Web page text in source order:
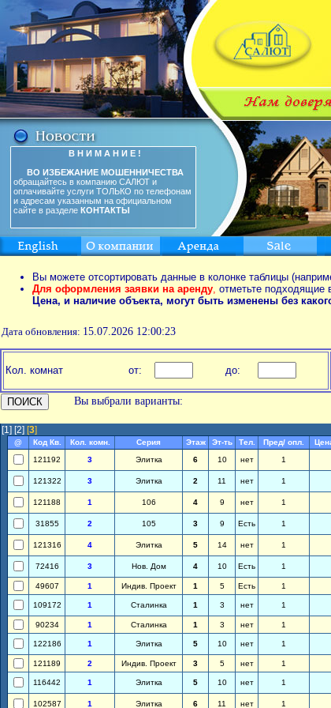
В Н И М А Н И Е !
ВО ИЗБЕЖАНИЕ МОШЕННИЧЕСТВА
обращайтесь в компанию САЛЮТ и
оплачивайте услуги ТОЛЬКО по телефонам
и адресам указанным на официальном
сайте в разделе КОНТАКТЫ
Вы можете отсортировать данные в колонке таблицы
Для оформления заявки на аренду, отметьте подходящие
Цена, и наличие объекта, могут быть изменены без
Дата обновления: 15.07.2026 12:00:23
Кол. комнат от: до:
Вы выбрали варианты:
[1] [2] [3]
@ Код Кв. Кол. комн. Серия Этаж Эт-ть Тел. Пред/ опл.
121192
3 Элитка 6 10 нет 1
121322 3 Элитка 2 11 нет 1
121188 1 106 4 9 нет 1
31855 2 105 3 9 Есть 1
121316 4 Элитка 5 14 нет 1
72416 3 Нов. Дом 4 10 Есть 1
49607 1 Индив. Проект 1 5 Есть 1
109172 1 Сталинка 1 3 нет 1
90234 1 Сталинка 1 3 нет 1
122186 1 Элитка 5 10 нет 1
121189 2 Индив. Проект 3 5 нет 1
116442 1 Элитка 5 10 нет 1
102587 1 Элитка 6 11 нет 1